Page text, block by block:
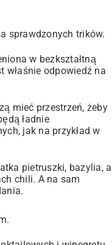
sprawdzonych trików.
w bezkształtną
właśnie odpowiedź na
mieć przestrzeń, żeby
ładnie
jak na przykład w
pietruszki, bazylia, a
chili. A na sam